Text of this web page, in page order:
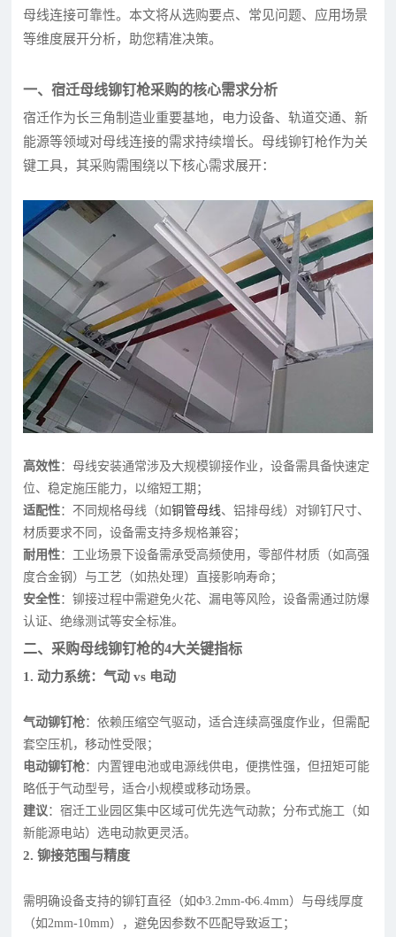
母线连接可靠性。本文将从选购要点、常见问题、应用场景
等维度展开分析，助您精准决策。
一、宿迁母线铆钉枪采购的核心需求分析
宿迁作为长三角制造业重要基地，电力设备、轨道交通、新
能源等领域对母线连接的需求持续增长。母线铆钉枪作为关
键工具，其采购需围绕以下核心需求展开：
高效性：母线安装通常涉及大规模铆接作业，设备需具备快速定
位、稳定施压能力，以缩短工期；
适配性：不同规格母线（如铜管母线、铝排母线）对铆钉尺寸、
材质要求不同，设备需支持多规格兼容；
耐用性：工业场景下设备需承受高频使用，零部件材质（如高强
度合金钢）与工艺（如热处理）直接影响寿命；
安全性：铆接过程中需避免火花、漏电等风险，设备需通过防爆
认证、绝缘测试等安全标准。
二、采购母线铆钉枪的4大关键指标
1. 动力系统：气动 vs 电动
气动铆钉枪：依赖压缩空气驱动，适合连续高强度作业，但需配
套空压机，移动性受限；
电动铆钉枪：内置锂电池或电源线供电，便携性强，但扭矩可能
略低于气动型号，适合小规模或移动场景。
建议 ：宿迁工业园区集中区域可优先选气动款；分布式施工（如
新能源电站）选电动款更灵活。
2. 铆接范围与精度
需明确设备支持的铆钉直径（如Φ3.2mm-Φ6.4mm）与母线厚度
（如2mm-10mm），避免因参数不匹配导致返工；